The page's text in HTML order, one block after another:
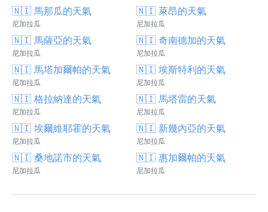
🇳🇮 馬那瓜的天氣
尼加拉瓜
🇳🇮 萊昂的天氣
尼加拉瓜
🇳🇮 馬薩亞的天氣
尼加拉瓜
🇳🇮 奇南德加的天氣
尼加拉瓜
🇳🇮 馬塔加爾帕的天氣
尼加拉瓜
🇳🇮 埃斯特利的天氣
尼加拉瓜
🇳🇮 格拉納達的天氣
尼加拉瓜
🇳🇮 馬塔雷的天氣
尼加拉瓜
🇳🇮 埃爾維耶霍的天氣
尼加拉瓜
🇳🇮 新幾內亞的天氣
尼加拉瓜
🇳🇮 桑地諾市的天氣
尼加拉瓜
🇳🇮 惠加爾帕的天氣
尼加拉瓜